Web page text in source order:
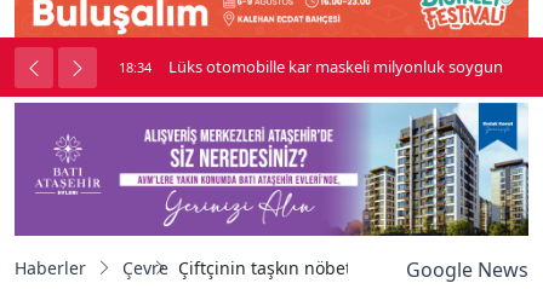
kavga çıktı 18:34 Lüks otomobille kar maskeli milyonluk soygun
Haberler Çevre Çiftçinin taşkın nöbeti: Arazisindeki bitkiler
Google News